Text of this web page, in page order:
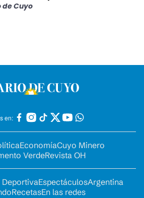
de Cuyo
en:
EconomíaCuyo Minero
VerdeRevista OH
DeportivaEspectáculosArgentina
RecetasEn las redes